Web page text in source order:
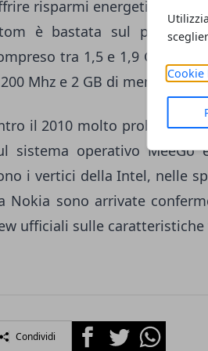
Cookie
risparmi energetici fino a
è bastata sul processo
tra 1,5 e 1,9 GHz,
Mhz e 2 GB di memoria
il 2010 molto
sistema operativo MeeGo
i vertici della Intel, nelle
Nokia sono arrivate
ufficiali sulle
Condividi FacebookTwitterWhatsapp